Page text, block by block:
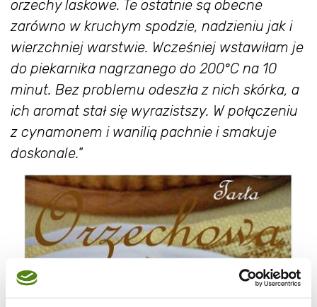
orzechy laskowe. Te ostatnie są obecne
zarówno w kruchym spodzie, nadzieniu jak i
wierzchniej warstwie. Wcześniej wstawiłam je
do piekarnika nagrzanego do 200°C na 10
minut. Bez problemu odeszła z nich skórka, a
ich aromat stał się wyrazistszy. W połączeniu
z cynamonem i wanilią pachnie i smakuje
doskonale."